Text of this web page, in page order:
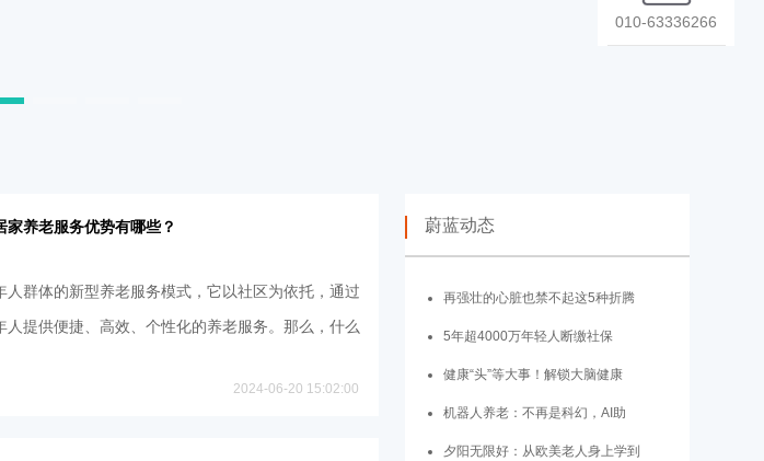
养老服务优势有哪些？
群体的新型养老服务模式，它以社区为依托，通过
提供便捷、高效、个性化的养老服务。那么，什么
2024-06-20 15:02:00
蔚蓝动态
再强壮的心脏也禁不起这5种折腾
5年超4000万年轻人断缴社保
健康“头”等大事！解锁大脑健康
机器人养老：不再是科幻，AI助
夕阳无限好：从欧美老人身上学到
010-63336266